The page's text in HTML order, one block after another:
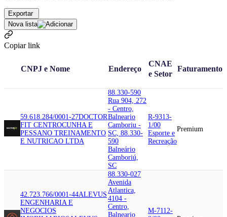
Exportar
Nova lista
Copiar link
CNPJ e Nome Endereço
CNAE
e Setor
Faturamento
59.618.284/0001-27DOCTOR
FIT CENTROCUNHA E
PESSANO TREINAMENTO
E NUTRICAO LTDA
88.330-590
Rua 904, 272
- Centro,
Balneario
Camboriu -
SC, 88.330-
590
Balneário
Camboriú,
SC
R-9313-
1/00
Esporte e
Recreação
Premium
42.723.766/0001-44ALEVUS
ENGENHARIA E
NEGOCIOS
88.330-027
Avenida
Atlantica,
4104 -
Centro,
Balneario
M-7112-